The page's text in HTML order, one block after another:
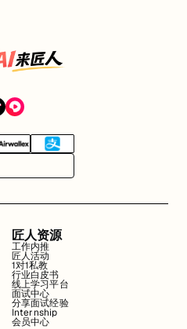
匠人资源
工作内推
匠人活动
1对1私教
行业白皮书
线上学习平台
面试中心
分享面试经验
Internship
会员中心